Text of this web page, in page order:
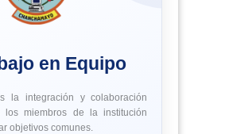
en Equipo
la integración y colaboración
los miembros de la institución
objetivos comunes.